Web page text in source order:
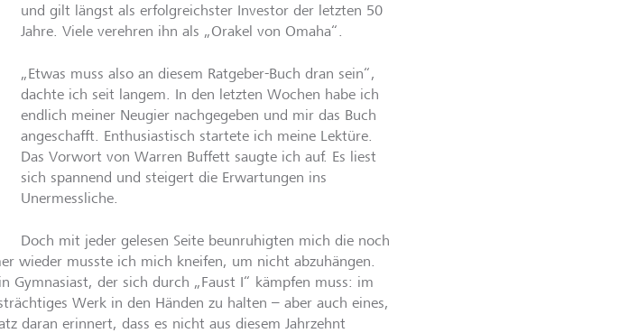
und gilt längst als erfolgreichster Investor der letzten 50
Jahre. Viele verehren ihn als „Orakel von Omaha“.
„Etwas muss also an diesem Ratgeber-Buch dran sein“,
dachte ich seit langem. In den letzten Wochen habe ich
endlich meiner Neugier nachgegeben und mir das Buch
angeschafft. Enthusiastisch startete ich meine Lektüre.
Das Vorwort von Warren Buffett saugte ich auf. Es liest
sich spannend und steigert die Erwartungen ins
Unermessliche.
Doch mit jeder gelesen Seite beunruhigten mich die noch
wieder musste ich mich kneifen, um nicht abzuhängen.
Gymnasiast, der sich durch „Faust I“ kämpfen muss: im
Werk in den Händen zu halten – aber auch eines,
daran erinnert, dass es nicht aus diesem Jahrzehnt